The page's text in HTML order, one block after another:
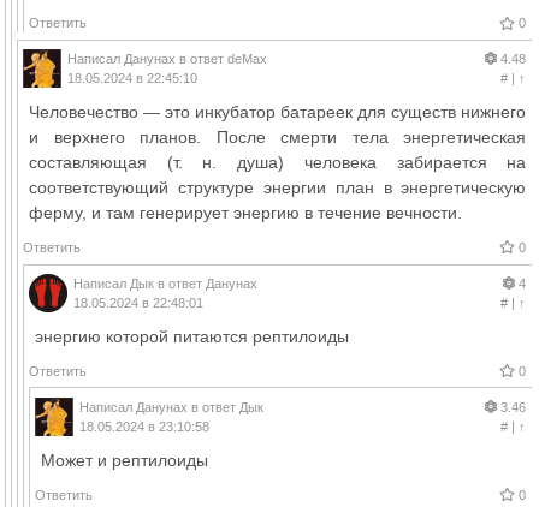
Ответить 0
Написал Данунах в ответ deMax
18.05.2024 в 22:45:10
4.48
#| ↑
Человечество — это инкубатор батареек для существ нижнего
и верхнего планов. После смерти тела энергетическая
составляющая (т. н. душа) человека забирается на
соответствующий структуре энергии план в энергетическую
ферму, и там генерирует энергию в течение вечности.
Ответить 0
Написал Дык в ответ Данунах
18.05.2024 в 22:48:01
4
#| ↑
энергию которой питаются рептилоиды
Ответить 0
Написал Данунах в ответ Дык
18.05.2024 в 23:10:58
3.46
#| ↑
Может и рептилоиды
Ответить 0